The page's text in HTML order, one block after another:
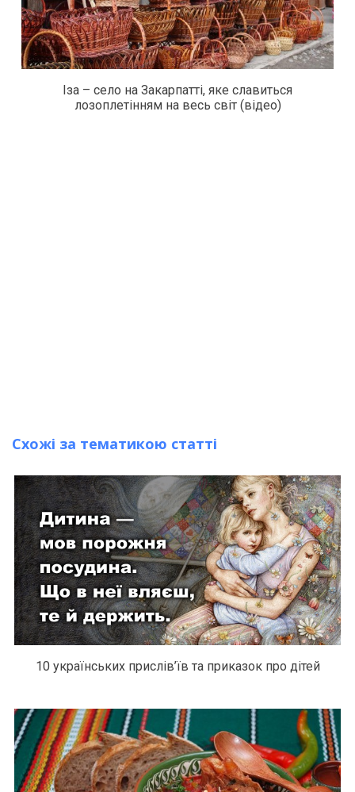
Іза – село на Закарпатті, яке славиться
лозоплетінням на весь світ (відео)
Схожі за тематикою статті
10 українських прислів’їв та приказок про дітей